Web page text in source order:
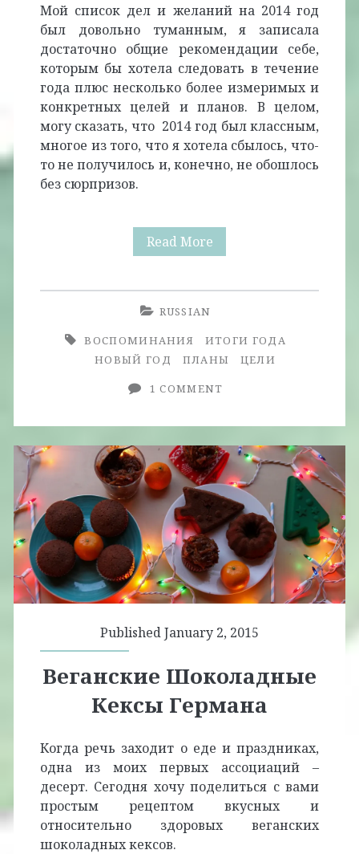
Мой список дел и желаний на 2014 год
был довольно туманным, я записала
достаточно общие рекомендации себе,
которым бы хотела следовать в течение
года плюс несколько более измеримых и
конкретных целей и планов. В целом,
могу сказать, что 2014 год был классным,
многое из того, что я хотела сбылось, что-
то не получилось и, конечно, не обошлось
без сюрпризов.
Read More2014:
RUSSIAN
ВОСПОМИНАНИЯ
ИТОГИ ГОДА
НОВЫЙ ГОД
ПЛАНЫ
ЦЕЛИ
1 COMMENT
Published January 2, 2015
Веганские Шоколадные
Кексы Германа
Когда речь заходит о еде и праздниках,
одна из моих первых ассоциаций –
десерт. Сегодня хочу поделиться с вами
простым рецептом вкусных и
относительно здоровых веганских
шоколадных кексов.